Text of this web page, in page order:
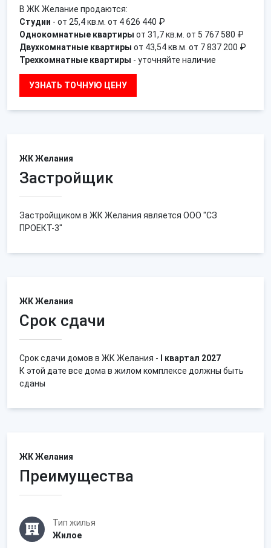
В ЖК Желание продаются:
Студии - от 25,4 кв.м. от 4 626 440 ₽
Однокомнатные квартиры от 31,7 кв.м. от 5 767 580 ₽
Двухкомнатные квартиры от 43,54 кв.м. от 7 837 200 ₽
Трехкомнатные квартиры - уточняйте наличие
УЗНАТЬ ТОЧНУЮ ЦЕНУ
ЖК Желания
Застройщик
Застройщиком в ЖК Желания является ООО "СЗ
ПРОЕКТ-3"
ЖК Желания
Срок сдачи
Срок сдачи домов в ЖК Желания - I квартал 2027
К этой дате все дома в жилом комплексе должны быть
сданы
ЖК Желания
Преимущества
Тип жилья
Жилое